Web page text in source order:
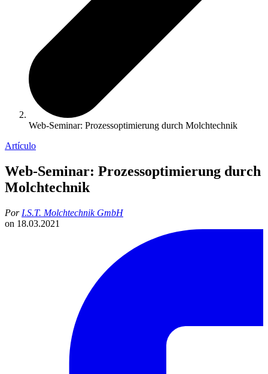
Web-Seminar: Prozessoptimierung durch Molchtechnik
Artículo
Web-Seminar: Prozessoptimierung durch
Molchtechnik
Por I.S.T. Molchtechnik GmbH
on 18.03.2021